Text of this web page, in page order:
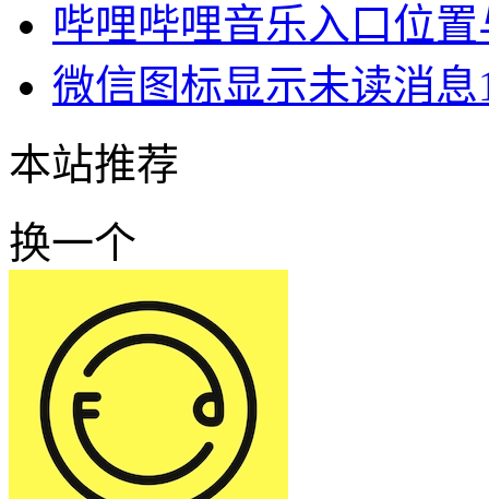
哔哩哔哩音乐入口位
微信图标显示未读消
本站推荐
换一个